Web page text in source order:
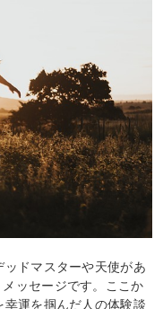
ドマスターや天使があ
ッセージです。ここか
運を掴んだ人の体験談